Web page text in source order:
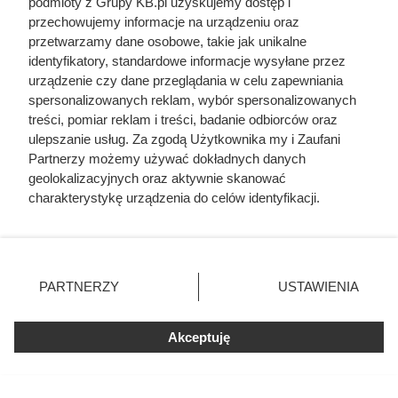
Uwięził żonę i dzieci, porywał młode dziewczyny.
Co się działo w zamku polskiego magnata
Herodot pisał o tym z przerażeniem. Każda
kobieta musiała zrobić to chociaż raz w życiu
Wywierciła studnię przed budową domu. Kilka
metrów kosztowało ją 30 tys. zł
przechowujemy informacje na urządzeniu oraz
przetwarzamy dane osobowe, takie jak unikalne
identyfikatory, standardowe informacje wysyłane przez
urządzenie czy dane przeglądania w celu zapewniania
spersonalizowanych reklam, wybór spersonalizowanych
treści, pomiar reklam i treści, badanie odbiorców oraz
ulepszanie usług. Za zgodą Użytkownika my i Zaufani
Partnerzy możemy używać dokładnych danych
geolokalizacyjnych oraz aktywnie skanować
charakterystykę urządzenia do celów identyfikacji.
zmienić/wycofać klikając przycisk ustawień prywatności
znajdujący się w lewym dolnym rogu strony. Niektóre
użytkownika, ale masz prawo sprzeciwić się takiemu
przetwarzaniu. Preferencje będą miały zastosowania tylko
PARTNERZY USTAWIENIA
Akceptuję